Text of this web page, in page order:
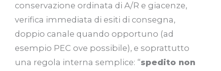
conservazione ordinata di A/R e giacenze,
verifica immediata di esiti di consegna,
doppio canale quando opportuno (ad
esempio PEC ove possibile), e soprattutto
una regola interna semplice: “spedito non